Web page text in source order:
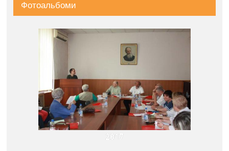
Фотоальбоми
2017